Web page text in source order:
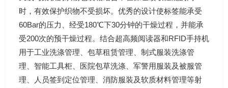
时，有效保护织物不受损坏。优秀的设计使标签能承受
60Bar的压力、经受180℃下30分钟的干燥过程，并能承
受200次的预干燥过程。结合超高频阅读器和RFID手持机
用于工业洗涤管理、包草租赁管理、制式服装洗涤管
理、智能工具柜、医院包草洗涤、军警用服装及被服管
理、人员签到定位管理、消防服装及软质材料管理等射